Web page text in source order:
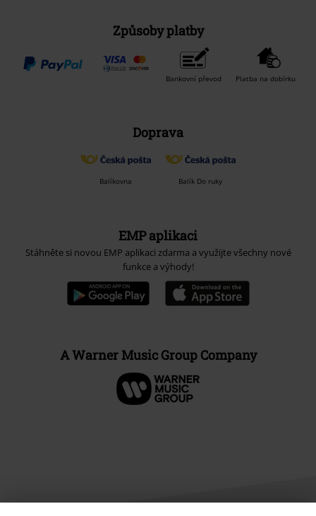
Způsoby platby
Bankovní převod Platba na dobírku
Doprava
Balíkovna Balík Do ruky
EMP aplikaci
Stáhněte si novou EMP aplikaci zdarma a využijte všechny nové
funkce a výhody!
A Warner Music Group Company